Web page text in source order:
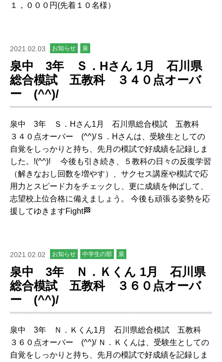
１，０００円(先着１０名様）
2021.02.03 お知らせ 泉
泉中 3年 Ｓ．Hさん 1月 石川県
総合模試 五教科 ３４０点オーバ
ー (^^)/
泉中 3年 Ｓ．Hさん1月 石川県総合模試 五教科
３４０点オーバー (^^)/Ｓ．Hさんは、受験生としての
自覚をしっかりと持ち、先月の模試で好成績を記録しま
した。!(^^)! 今後も引き続き、５教科の日々の反復学習
（解きなおし回数を増やす）、サクセス講座や模試で応
用力とスピード力をチェックし、更に成績を伸ばして、
志望校上位合格に備えましょう。 今後も頑張る姿勢を応
援してゆきますFight🏁
2021.02.02 お知らせ 中学生の部 泉
泉中 3年 Ｎ．Ｋくん 1月 石川県
総合模試 五教科 ３６０点オーバ
ー (^^)/
泉中 3年 Ｎ．Ｋくん1月 石川県総合模試 五教科
３６０点オーバー (^^)/ Ｎ．Ｋくんは、受験生としての
自覚をしっかりと持ち、先月の模試で好成績を記録しま